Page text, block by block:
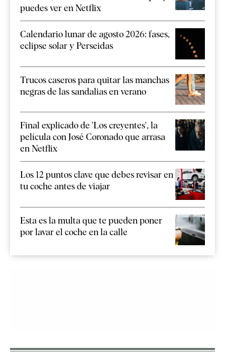
puedes ver en Netflix
Calendario lunar de agosto 2026: fases,
eclipse solar y Perseidas
Trucos caseros para quitar las manchas
negras de las sandalias en verano
Final explicado de 'Los creyentes', la
película con José Coronado que arrasa
en Netflix
Los 12 puntos clave que debes revisar en
tu coche antes de viajar
Esta es la multa que te pueden poner
por lavar el coche en la calle